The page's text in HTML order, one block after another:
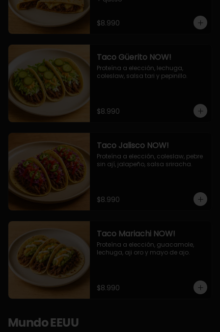
$8.990
Taco Güerito NOW!
Proteína a elección, lechuga,
coleslaw, salsa tari y pepinillo.
$8.990
Taco Jalisco NOW!
Proteína a elección, coleslaw, pebre
sin ají, jalapeño, salsa sriracha.
$8.990
Taco Mariachi NOW!
Proteína a elección, guacamole,
lechuga, aji oro y mayo de ajo.
$8.990
Mundo EEUU